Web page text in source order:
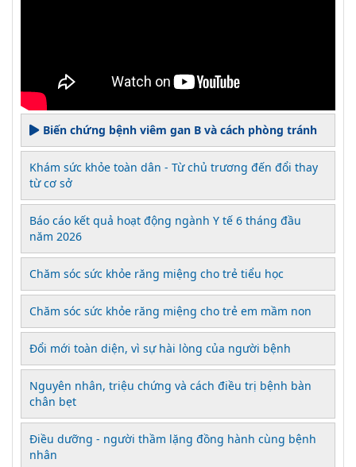
Biến chứng bệnh viêm gan B và cách phòng tránh
Khám sức khỏe toàn dân - Từ chủ trương đến đổi thay
từ cơ sở
Báo cáo kết quả hoạt động ngành Y tế 6 tháng đầu
năm 2026
Chăm sóc sức khỏe răng miệng cho trẻ tiểu học
Chăm sóc sức khỏe răng miệng cho trẻ em mầm non
Đổi mới toàn diện, vì sự hài lòng của người bệnh
Nguyên nhân, triệu chứng và cách điều trị bệnh bàn
chân bẹt
Điều dưỡng - người thầm lặng đồng hành cùng bệnh
nhân